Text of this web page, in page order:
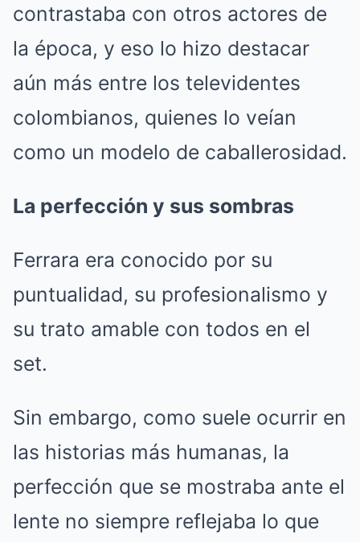
contrastaba con otros actores de
la época, y eso lo hizo destacar
aún más entre los televidentes
colombianos, quienes lo veían
como un modelo de caballerosidad.
La perfección y sus sombras
Ferrara era conocido por su
puntualidad, su profesionalismo y
su trato amable con todos en el
set.
Sin embargo, como suele ocurrir en
las historias más humanas, la
perfección que se mostraba ante el
lente no siempre reflejaba lo que